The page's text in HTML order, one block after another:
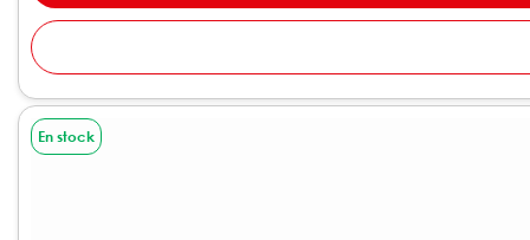
En stock